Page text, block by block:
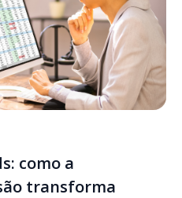
como a
transforma